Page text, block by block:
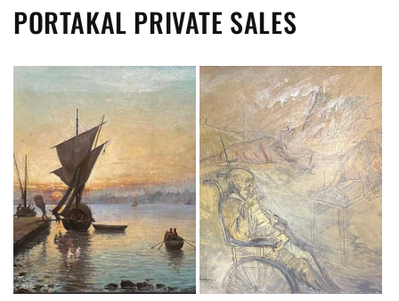
PORTAKAL PRIVATE SALES